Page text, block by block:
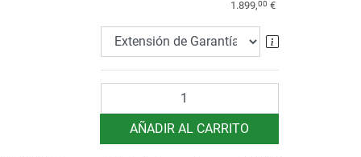
1.899,00 €
Extensión de
AÑADIR AL CARRITO